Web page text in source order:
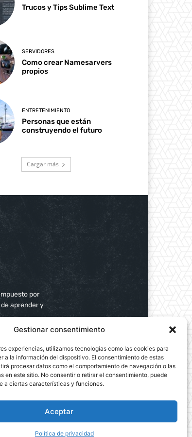
Gestionar consentimiento
experiencias, utilizamos tecnologías como las cookies para
a la información del dispositivo. El consentimiento de estas
procesar datos como el comportamiento de navegación o las
en este sitio. No consentir o retirar el consentimiento, puede
a ciertas características y funciones.
Aceptar
Política de privacidad
Trucos y Tips Sublime Text
SERVIDORES
Como crear Namesarvers
propios
ENTRETENIMIENTO
Personas que están
construyendo el futuro
Cargar más
por
aprender y